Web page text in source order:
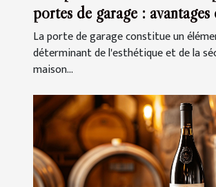
portes de garage : avantages
inconvénients
La porte de garage constitue un
déterminant de l'esthétique et de la
maison...